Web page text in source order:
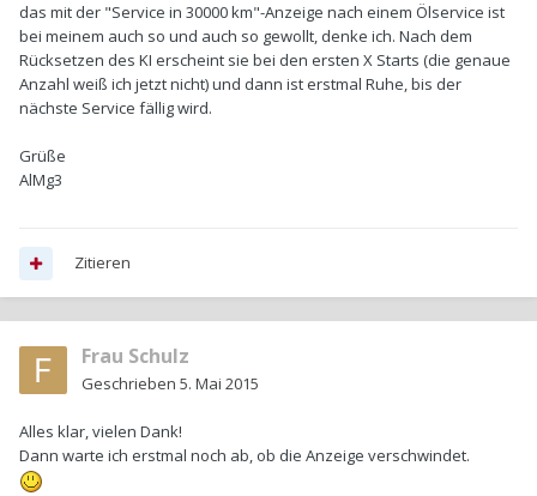
das mit der "Service in 30000 km"-Anzeige nach einem Ölservice ist
bei meinem auch so und auch so gewollt, denke ich. Nach dem
Rücksetzen des KI erscheint sie bei den ersten X Starts (die genaue
Anzahl weiß ich jetzt nicht) und dann ist erstmal Ruhe, bis der
nächste Service fällig wird.
Grüße
AlMg3
Zitieren
Frau Schulz
Geschrieben 5. Mai 2015
Alles klar, vielen Dank!
Dann warte ich erstmal noch ab, ob die Anzeige verschwindet.